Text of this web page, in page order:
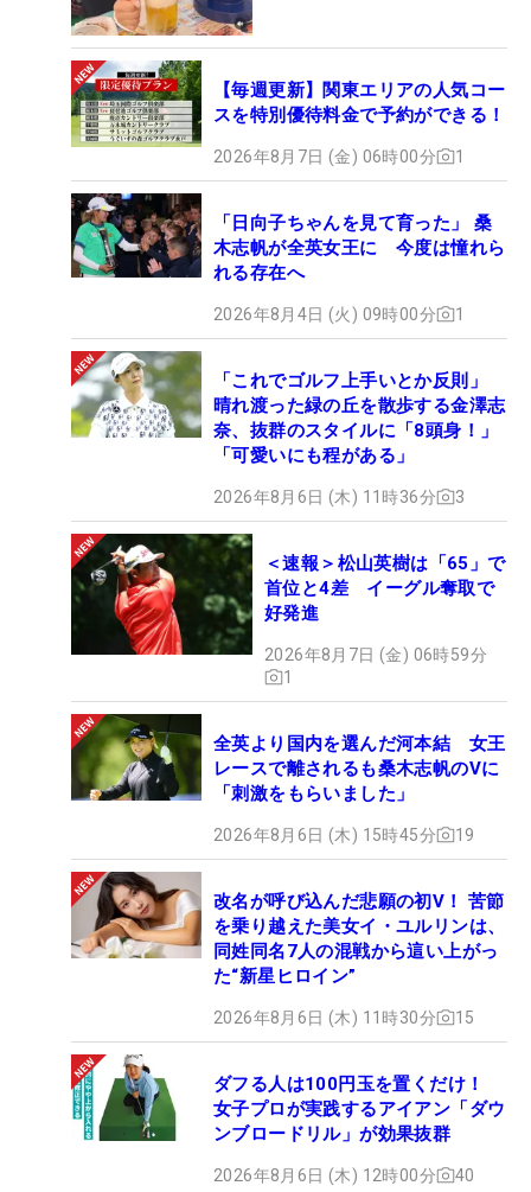
【毎週更新】関東エリアの人気コー
スを特別優待料金で予約ができる！
2026年8月7日 (金) 06時00分 1
「日向子ちゃんを見て育った」 桑
木志帆が全英女王に 今度は憧れら
れる存在へ
2026年8月4日 (火) 09時00分 1
「これでゴルフ上手いとか反則」
晴れ渡った緑の丘を散歩する金澤志
奈、抜群のスタイルに「8頭身！」
「可愛いにも程がある」
2026年8月6日 (木) 11時36分 3
＜速報＞松山英樹は「65」で
首位と4差 イーグル奪取で
好発進
2026年8月7日 (金) 06時59分
1
全英より国内を選んだ河本結 女王
レースで離されるも桑木志帆のVに
「刺激をもらいました」
2026年8月6日 (木) 15時45分 19
改名が呼び込んだ悲願の初V！ 苦節
を乗り越えた美女イ・ユルリンは、
同姓同名7人の混戦から這い上がっ
た“新星ヒロイン”
2026年8月6日 (木) 11時30分 15
ダフる人は100円玉を置くだけ！
女子プロが実践するアイアン「ダウ
ンブロードリル」が効果抜群
2026年8月6日 (木) 12時00分 40